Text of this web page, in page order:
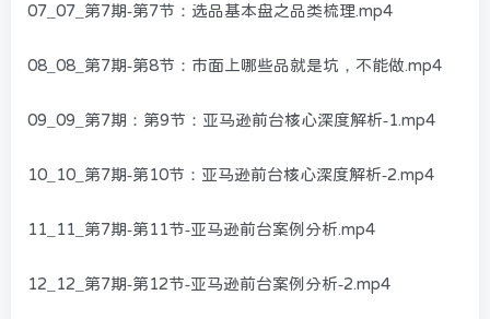
07_07_第7期-第7节：选品基本盘之品类梳理.mp4
08_08_第7期-第8节：市面上哪些品就是坑，不能做.mp4
09_09_第7期：第9节：亚马逊前台核心深度解析-1.mp4
10_10_第7期-第10节：亚马逊前台核心深度解析-2.mp4
11_11_第7期-第11节-亚马逊前台案例分析.mp4
12_12_第7期-第12节-亚马逊前台案例分析-2.mp4